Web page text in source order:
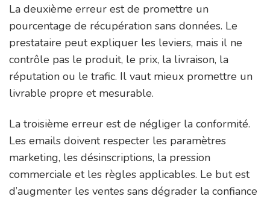
La deuxième erreur est de promettre un
pourcentage de récupération sans données. Le
prestataire peut expliquer les leviers, mais il ne
contrôle pas le produit, le prix, la livraison, la
réputation ou le trafic. Il vaut mieux promettre un
livrable propre et mesurable.
La troisième erreur est de négliger la conformité.
Les emails doivent respecter les paramètres
marketing, les désinscriptions, la pression
commerciale et les règles applicables. Le but est
d’augmenter les ventes sans dégrader la confiance